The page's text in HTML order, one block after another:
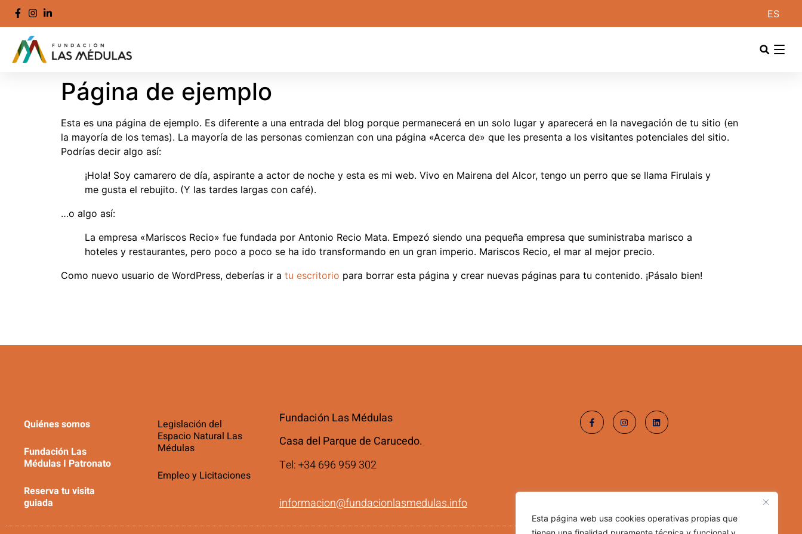
Esta página web usa cookies operativas propias que
ES
Página de ejemplo
Esta es una página de ejemplo. Es diferente a una entrada del blog porque permanecerá en un solo lugar y aparecerá en la navegación de tu sitio (en
la mayoría de los temas). La mayoría de las personas comienzan con una página «Acerca de» que les presenta a los visitantes potenciales del sitio.
Podrías decir algo así:
¡Hola! Soy camarero de día, aspirante a actor de noche y esta es mi web. Vivo en Mairena del Alcor, tengo un perro que se llama Firulais y
me gusta el rebujito. (Y las tardes largas con café).
…o algo así:
La empresa «Mariscos Recio» fue fundada por Antonio Recio Mata. Empezó siendo una pequeña empresa que suministraba marisco a
hoteles y restaurantes, pero poco a poco se ha ido transformando en un gran imperio. Mariscos Recio, el mar al mejor precio.
Como nuevo usuario de WordPress, deberías ir a tu escritorio para borrar esta página y crear nuevas páginas para tu contenido. ¡Pásalo bien!
Quiénes somos
Fundación Las
Médulas I Patronato
Reserva tu visita
guiada
Legislación del
Espacio Natural Las
Médulas
Empleo y Licitaciones
Fundación Las Médulas
Casa del Parque de Carucedo.
Tel: +34 696 959 302
informacion@fundacionlasmedulas.info